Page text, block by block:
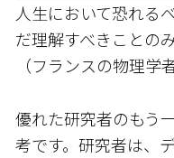
人生において恐れる
だ理解すべきことの
（フランスの物理学
優れた研究者のもう
考です。研究者は、